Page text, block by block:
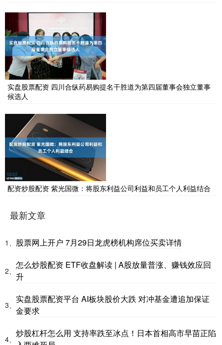
实盘股票配资 四川合纵药易购提名干胜道为第四届董事会独立董事
候选人
配资炒股配资 紫光国微：将股东利益公司利益和员工个人利益结合
最新文章
1、 股票网上开户 7月29日龙虎榜机构席位买卖详情
2、
怎么炒股配资 ETF收盘解读 | A股放量普涨、赚钱效应回
升
3、
实盘股票配资平台 AI板块股价大跌 对冲基金遭追加保证
金要求
4、
炒股杠杆怎么用 支持率跌至冰点！日本首相高市早苗正陷